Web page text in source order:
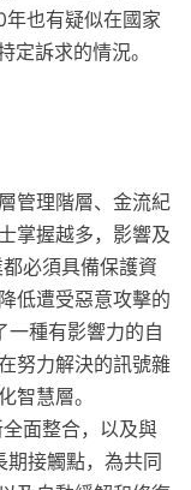
也有疑似在國家
定訴求的情況。
管理階層、金流紀
掌握越多，影響及
必須具備保護資
低遭受惡意攻擊的
種有影響力的自
努力解決的訊號雜
智慧層。
面整合，以及與
接觸點，為共同